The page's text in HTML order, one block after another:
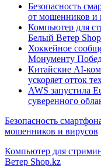
Безопасность
от мошенников и
Компьютер для
Белый Ветер
Хоккейное
Монументу
Китайские AI-
ускоряет отток
AWS запустила
суверенного
Безопасность
мошенников и вирусов
Компьютер для
Ветер Shop.kz